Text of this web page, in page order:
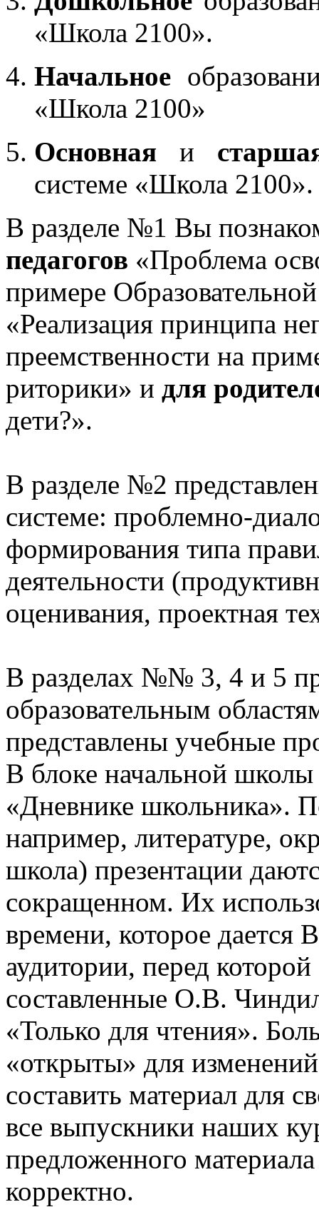
«Школа 2100».
Начальное
«Школа 2100»
Основная и
системе «Школа 2100».
В разделе №1 Вы
педагогов «Проблема
примере
«Реализация принципа
преемственности на
риторики» и для
дети?».
В разделе №2
системе: проблемно-
формирования типа
деятельности
оценивания, проектная
В разделах №№ 3, 4 и 5
образовательным
представлены учебные
В блоке начальной
«Дневнике школьника».
например, литературе,
школа) презентации
сокращенном. Их
времени, которое дается
аудитории, перед
составленные О.В.
«Только для чтения».
«открыты» для
составить материал для
все выпускники наших
предложенного
корректно.